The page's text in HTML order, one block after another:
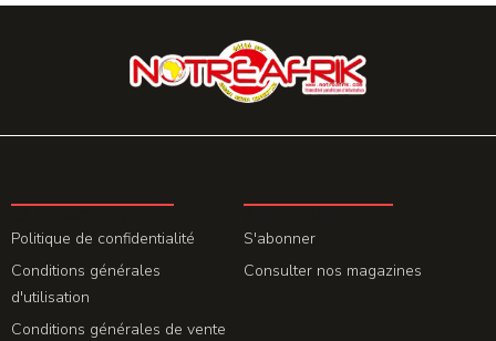
Politique de confidentialité
Conditions générales
d'utilisation
Conditions générales de vente
S'abonner
Consulter nos magazines